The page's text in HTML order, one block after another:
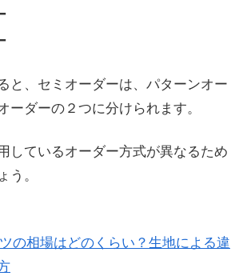
と、セミオーダーは、パターンオー
ーダーの２つに分けられます。
しているオーダー方式が異なるため
う。
の相場はどのくらい？生地による違